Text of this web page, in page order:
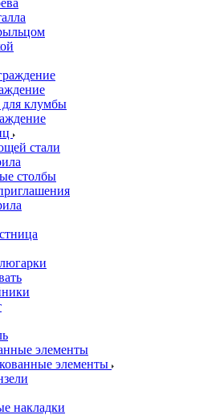
клумбы
стали
столбы
элементы
элементы
накладки